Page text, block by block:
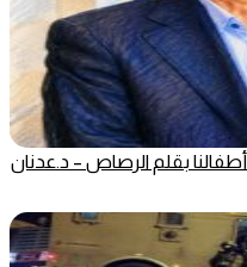
بقلم الرصاص – د.عدنان